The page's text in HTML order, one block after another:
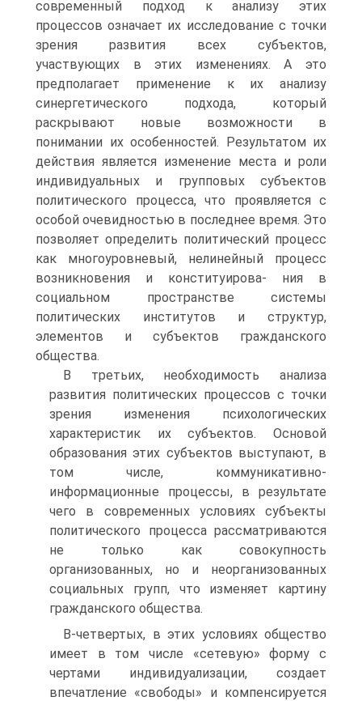
современный подход к анализу этих
процессов означает их ис­следование с точки
зрения развития всех субъектов,
участвующих в этих изменениях. А это
предполагает применение к их анализу
синергетического подхода, который
раскрывают но­вые возможности в
понимании их особенностей. Результатом их
действия является изме­нение места и роли
индивидуальных и групповых субъектов
политического процесса, что проявляется с
особой очевидностью в последнее время. Это
позволяет определить полити­ческий процесс
как многоуровневый, нелинейный процесс
возникновения и конституирова- ния в
социальном пространстве системы
политических институтов и структур,
элементов и субъектов гражданского
общества.
В третьих, необходимость анализа
развития политических процессов с точки
зрения из­менения психологических
характеристик их субъектов. Основой
образования этих субъек­тов выступают, в
том числе, коммуникативно-
информационные процессы, в результате
чего в современных условиях субъекты
политического процесса рассматриваются
не только как совокупность
организованных, но и неорганизованных
социальных групп, что изменяет картину
гражданского общества.
В-четвертых, в этих условиях общество
имеет в том числе «сетевую» форму с
чертами индивидуализации, создает
впечатление «свободы» и компенсируется